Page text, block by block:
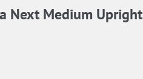
Next Medium Upright